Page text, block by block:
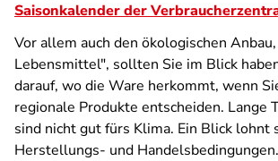
Saisonkalender der
Vor allem auch den ökologischen
Lebensmittel", sollten Sie im Blick
darauf, wo die Ware herkommt, wenn
regionale Produkte entscheiden. Lange
sind nicht gut fürs Klima. Ein Blick lohnt
Herstellungs- und